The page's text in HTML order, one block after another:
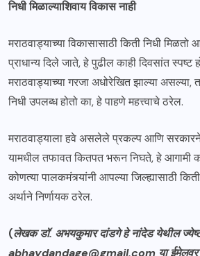
निधी मिळाल्याशिवाय विकास नाही
मराठवाड्याच्या विकासासाठी किती निधी मिळतो
प्राधान्य दिले जाते, हे पुढील काही दिवसांत स्पष्ट
मराठवाड्याच्या गरजा अधोरेखित झाल्या असल्या,
निधी उपलब्ध होतो का, हे पाहणे महत्त्वाचे ठरेल.
मराठवाड्याला हवे असलेले प्रकल्प आणि
यामधील तफावत कितपत भरून निघते, हे आगामी
कोणत्या पालकमंत्र्यांनी आपल्या जिल्ह्यासाठी
अर्थाने निर्णायक ठरेल.
(लेखक डॉ. अभयकुमार दांडगे हे नांदेड येथील
abhaydandage@gmail.com या ईमेलवर